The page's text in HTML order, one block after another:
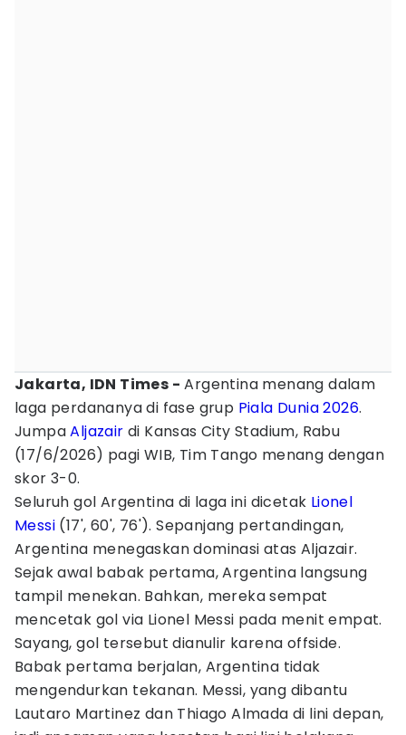
Jakarta, IDN Times - Argentina menang dalam
laga perdananya di fase grup Piala Dunia 2026.
JumpaAljazair di Kansas City Stadium, Rabu
(17/6/2026) pagi WIB, Tim Tango menang dengan
skor 3-0.
Seluruh gol Argentina di laga ini dicetak Lionel
Messi (17', 60', 76'). Sepanjang pertandingan,
Argentina menegaskan dominasi atas Aljazair.
Sejak awal babak pertama, Argentina langsung
tampil menekan. Bahkan, mereka sempat
mencetak gol via Lionel Messi pada menit empat.
Sayang, gol tersebut dianulir karena offside.
Babak pertama berjalan, Argentina tidak
mengendurkan tekanan. Messi, yang dibantu
Lautaro Martinez dan Thiago Almada di lini depan,